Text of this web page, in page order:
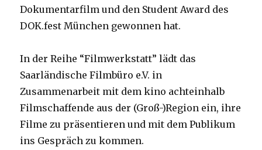
Dokumentarfilm und den Student Award des
DOK.fest München gewonnen hat.
In der Reihe “Filmwerkstatt” lädt das
Saarländische Filmbüro e.V. in
Zusammenarbeit mit dem kino achteinhalb
Filmschaffende aus der (Groß-)Region ein, ihre
Filme zu präsentieren und mit dem Publikum
ins Gespräch zu kommen.